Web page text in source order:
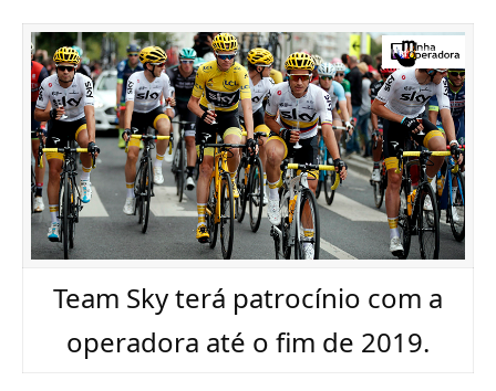
Team Sky terá patrocínio com a
operadora até o fim de 2019.